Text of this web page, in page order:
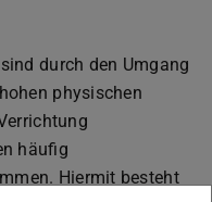
durch den Umgang
physischen
häufig
Hiermit besteht